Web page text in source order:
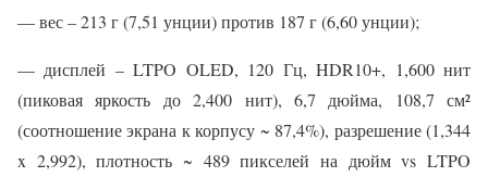
— вес – 213 г (7,51 унции) против 187 г (6,60 унции);
— дисплей – LTPO OLED, 120 Гц, HDR10+, 1,600 нит
(пиковая яркость до 2,400 нит), 6,7 дюйма, 108,7 см²
(соотношение экрана к корпусу ~ 87,4%), разрешение (1,344
x 2,992), плотность ~ 489 пикселей на дюйм vs LTPO